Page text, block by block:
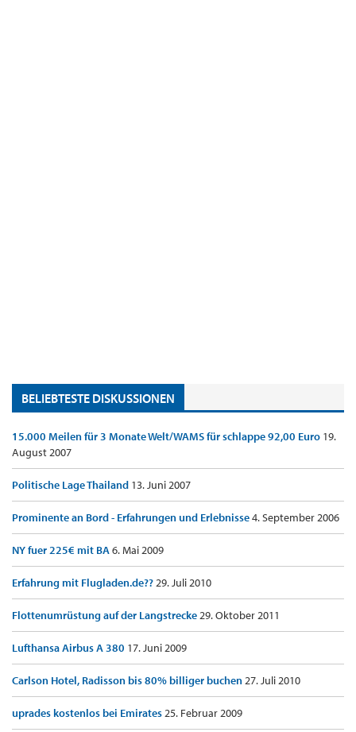
BELIEBTESTE DISKUSSIONEN
15.000 Meilen für 3 Monate Welt/WAMS für schlappe 92,00 Euro 19.
August 2007
Politische Lage Thailand 13. Juni 2007
Prominente an Bord - Erfahrungen und Erlebnisse4. September 2006
NY fuer 225€ mit BA6. Mai 2009
Erfahrung mit Flugladen.de??29. Juli 2010
Flottenumrüstung auf der Langstrecke29. Oktober 2011
Lufthansa Airbus A 380 17. Juni 2009
Carlson Hotel, Radisson bis 80% billiger buchen27. Juli 2010
uprades kostenlos bei Emirates25. Februar 2009